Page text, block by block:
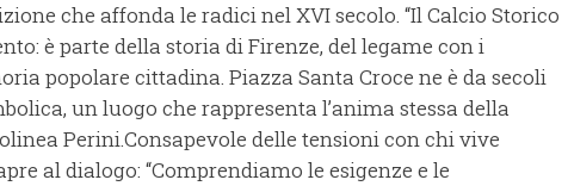
che affonda le radici nel XVI secolo. “Il Calcio Storico
è parte della storia di Firenze, del legame con i
popolare cittadina. Piazza Santa Croce ne è da secoli
un luogo che rappresenta l’anima stessa della
Perini.Consapevole delle tensioni con chi vive
al dialogo: “Comprendiamo le esigenze e le